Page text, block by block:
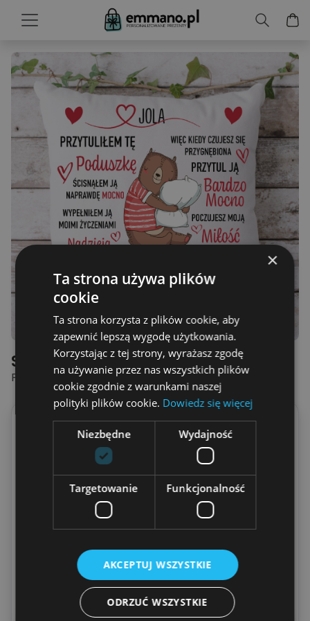
Spersonalizowana Poduszka
PRZYTUL JĄ ... - PODUSZKA
Dla kogo prezent
Wpisz imię
Maksymalnie15Liter)
Wpisz imię
Maksymalnie
×
Ta strona używa plików
cookie
Ta strona korzysta z plików cookie, aby
zapewnić lepszą wygodę użytkowania.
Korzystając z tej strony, wyrażasz zgodę
na używanie przez nas wszystkich plików
cookie zgodnie z warunkami naszej
polityki plików cookie. Dowiedz się więcej
Niezbędne Wydajność
Targetowanie Funkcjonalność
AKCEPTUJ WSZYSTKIE
ODRZUĆ WSZYSTKIE